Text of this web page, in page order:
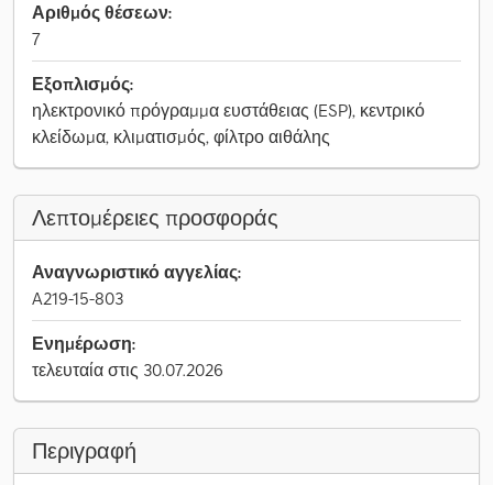
Αριθμός θέσεων:
7
Εξοπλισμός:
ηλεκτρονικό πρόγραμμα ευστάθειας (ESP), κεντρικό
κλείδωμα, κλιματισμός, φίλτρο αιθάλης
Λεπτομέρειες προσφοράς
Αναγνωριστικό αγγελίας:
A219-15-803
Ενημέρωση:
τελευταία στις 30.07.2026
Περιγραφή